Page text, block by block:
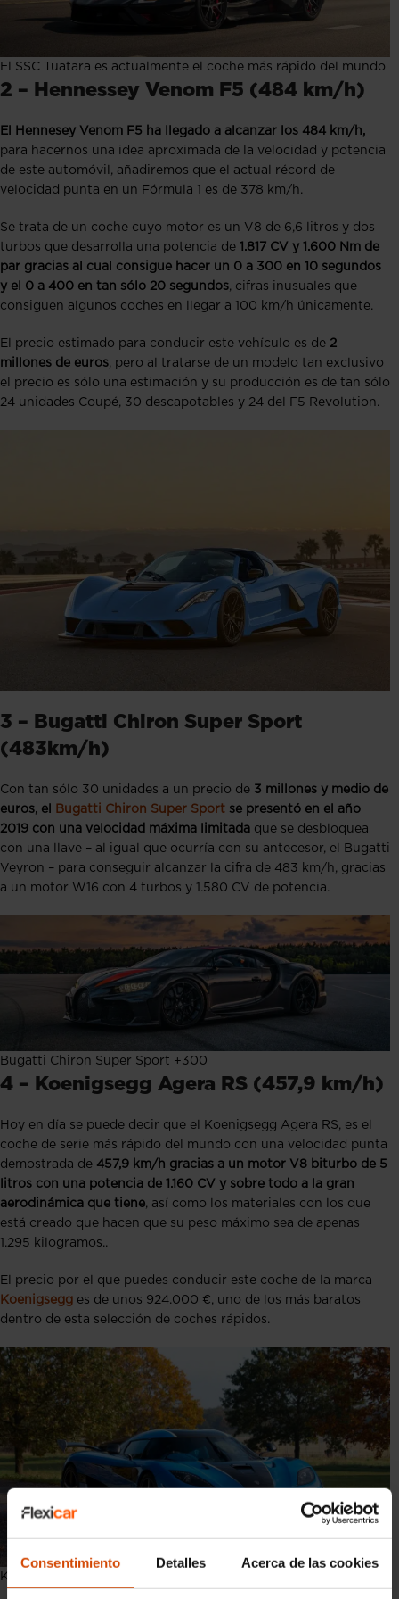
Consentimiento Detalles Acerca de las cookies
El SSC Tuatara es actualmente el coche más rápido del mundo
2 – Hennessey Venom F5 (484 km/h)
El Hennesey Venom F5 ha llegado a alcanzar los 484 km/h,
para hacernos una idea aproximada de la velocidad y potencia
de este automóvil, añadiremos que el actual récord de
velocidad punta en un Fórmula 1 es de 378 km/h.
Se trata de un coche cuyo motor es un V8 de 6,6 litros y dos
turbos que desarrolla una potencia de 1.817 CV y 1.600 Nm de
par gracias al cual consigue hacer un 0 a 300 en 10 segundos
y el 0 a 400 en tan sólo 20 segundos, cifras inusuales que
consiguen algunos coches en llegar a 100 km/h únicamente.
El precio estimado para conducir este vehículo es de 2
millones de euros, pero al tratarse de un modelo tan exclusivo
el precio es sólo una estimación y su producción es de tan sólo
24 unidades Coupé, 30 descapotables y 24 del F5 Revolution.
3 – Bugatti Chiron Super Sport
(483km/h)
Con tan sólo 30 unidades a un precio de 3 millones y medio de
euros, el
Bugatti Chiron Super Sport se presentó en el año
2019 con una velocidad máxima limitada que se desbloquea
con una llave – al igual que ocurría con su antecesor, el Bugatti
Veyron – para conseguir alcanzar la cifra de 483 km/h, gracias
a un motor W16 con 4 turbos y 1.580 CV de potencia.
Bugatti Chiron Super Sport +300
4 – Koenigsegg Agera RS (457,9 km/ h)
Hoy en día se puede decir que el Koenigsegg Agera RS, es el
coche de serie más rápido del mundo con una velocidad punta
demostrada de 457,9 km/h gracias a un motor V8 biturbo de 5
litros con una potencia de 1.160 CV y sobre todo a la gran
aerodinámica que tiene, así como los materiales con los que
está creado que hacen que su peso máximo sea de apenas
1.295 kilogramos..
El precio por el que puedes conducir este coche de la marca
Koenigsegg es de unos 924.000 €, uno de los más baratos
dentro de esta selección de coches rápidos.
Koenigsegg Agera RS